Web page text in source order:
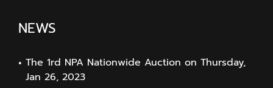
NEWS
The 1rd NPA Nationwide Auction on Thursday,
Jan 26, 2023